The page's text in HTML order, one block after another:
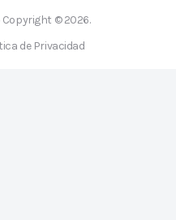
Copyright © 2026.
de Privacidad